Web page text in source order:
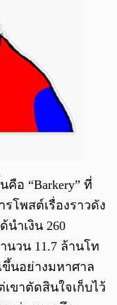
อ “Barkery” ที่
โพสต์เรื่องราวดัง
นำเงิน 260
นวน 11.7 ล้านโท
นอย่างมหาศาล
ขาตัดสินใจเก็บไว้